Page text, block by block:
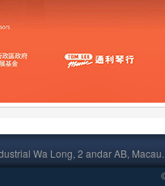
Wa Long, 2 andar AB, Macau.